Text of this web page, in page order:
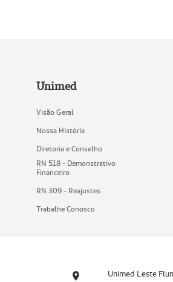
Unimed
Visão Geral
Nossa História
Diretoria e Conselho
RN 518 - Demonstrativo
Financeiro
RN 309 - Reajustes
Trabalhe Conosco
Unimed Leste